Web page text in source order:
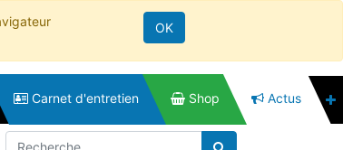
OK
Carnet d'entretien Shop Actus